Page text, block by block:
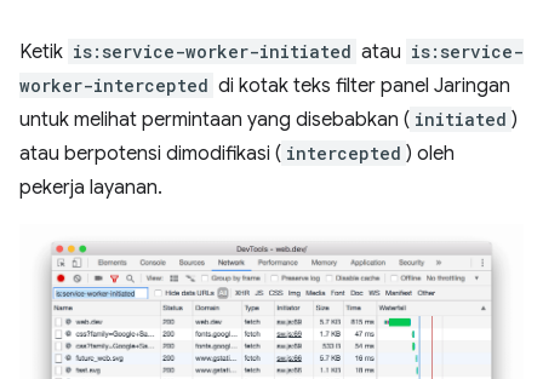
Ketik is:service-worker-initiated atau is:service-
worker-intercepted di kotak teks filter panel Jaringan
untuk melihat permintaan yang disebabkan ( initiated )
atau berpotensi dimodifikasi ( intercepted ) oleh
pekerja layanan.